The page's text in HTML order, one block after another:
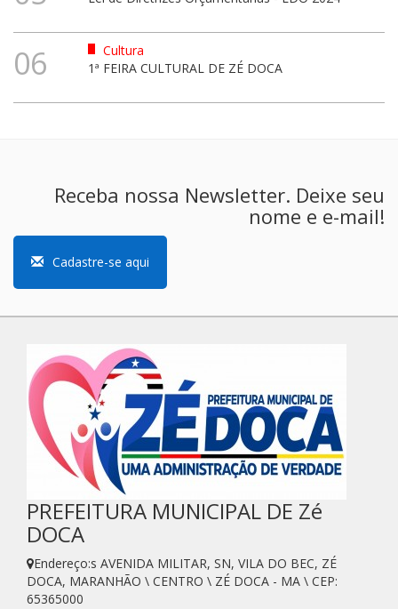
06
Cultura
1ª FEIRA CULTURAL DE ZÉ DOCA
Receba nossa Newsletter. Deixe seu
nome e e-mail!
Cadastre-se aqui
PREFEITURA MUNICIPAL DE Zé
DOCA
Endereço:s AVENIDA MILITAR, SN, VILA DO BEC, ZÉ
DOCA, MARANHÃO \ CENTRO \ ZÉ DOCA - MA \ CEP:
65365000